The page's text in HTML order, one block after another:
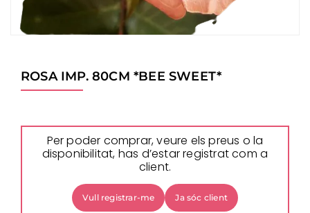
ROSA IMP. 80CM *BEE SWEET*
Per poder comprar, veure els preus o la
disponibilitat, has d’estar registrat com a
client.
Vull registrar-me Ja sóc client